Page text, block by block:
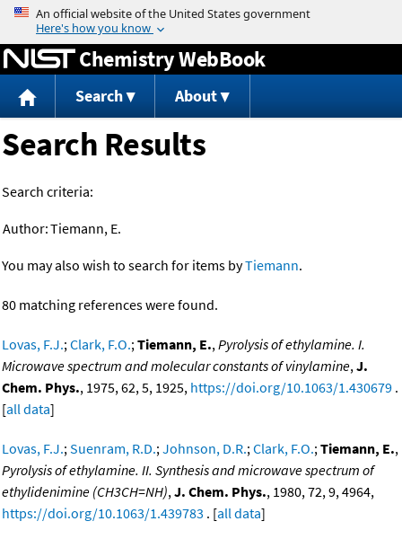
Jump to content
Chemistry WebBook
Search About
Search Results
Search criteria:
Author:Tiemann, E.
You may also wish to search for items byTiemann.
80 matching references were found.
Lovas, F.J.;Clark, F.O.;Tiemann, E.,Pyrolysis of ethylamine. I.
Microwave spectrum and molecular constants of vinylamine,J.
Chem. Phys., 1975, 62, 5, 1925, https://doi.org/10.1063/1.430679 .
[all data]
Lovas, F.J.;Suenram, R.D.;Johnson, D.R.;Clark, F.O.;Tiemann, E.,
Pyrolysis of ethylamine. II. Synthesis and microwave spectrum of
ethylidenimine (CH3CH=NH),J. Chem. Phys., 1980, 72, 9, 4964,
https://doi.org/10.1063/1.439783 . [all data]